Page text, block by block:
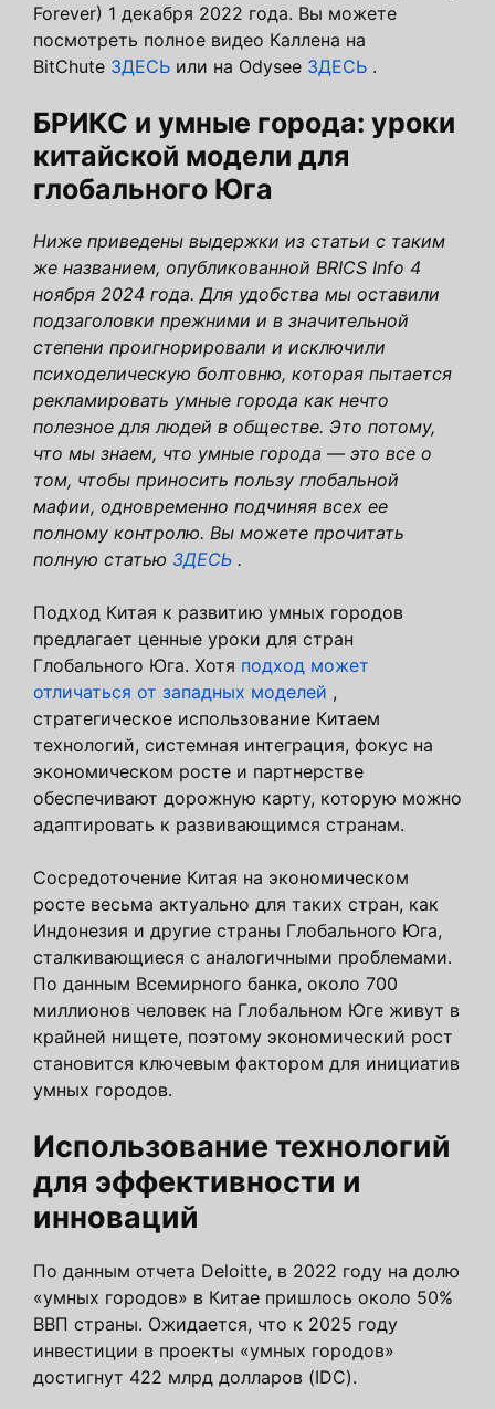
Forever) 1 декабря 2022 года. Вы можете
посмотреть полное видео Каллена на
BitChute ЗДЕСЬ или на Odysee ЗДЕСЬ .
БРИКС и умные города: уроки
китайской модели для
глобального Юга
Ниже приведены выдержки из статьи с таким
же названием, опубликованной BRICS Info 4
ноября 2024 года. Для удобства мы оставили
подзаголовки прежними и в значительной
степени проигнорировали и исключили
психоделическую болтовню, которая пытается
рекламировать умные города как нечто
полезное для людей в обществе. Это потому,
что мы знаем, что умные города — это все о
том, чтобы приносить пользу глобальной
мафии, одновременно подчиняя всех ее
полному контролю. Вы можете прочитать
полную статью ЗДЕСЬ .
Подход Китая к развитию умных городов
предлагает ценные уроки для стран
Глобального Юга. Хотя подход может
отличаться от западных моделей ,
стратегическое использование Китаем
технологий, системная интеграция, фокус на
экономическом росте и партнерстве
обеспечивают дорожную карту, которую можно
адаптировать к развивающимся странам.
Сосредоточение Китая на экономическом
росте весьма актуально для таких стран, как
Индонезия и другие страны Глобального Юга,
сталкивающиеся с аналогичными проблемами.
По данным Всемирного банка, около 700
миллионов человек на Глобальном Юге живут в
крайней нищете, поэтому экономический рост
становится ключевым фактором для инициатив
умных городов.
Использование технологий
для эффективности и
инноваций
По данным отчета Deloitte, в 2022 году на долю
«умных городов» в Китае пришлось около 50%
ВВП страны. Ожидается, что к 2025 году
инвестиции в проекты «умных городов»
достигнут 422 млрд долларов (IDC).